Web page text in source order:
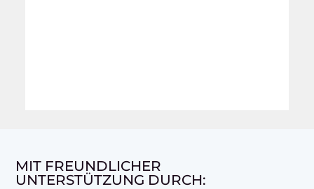
MIT FREUNDLICHER
UNTERSTÜTZUNG DURCH: